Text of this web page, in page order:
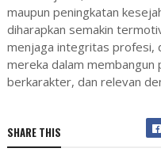
maupun peningkatan
diharapkan semakin
menjaga integritas profesi,
mereka dalam membangun
berkarakter, dan relevan
SHARE THIS